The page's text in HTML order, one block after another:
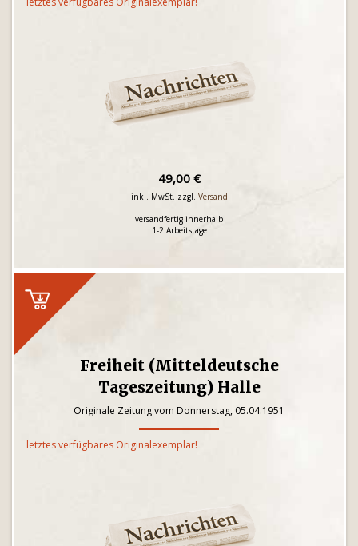
49,00 €
inkl. MwSt. zzgl. Versand
versandfertig innerhalb
1-2 Arbeitstage
Freiheit (Mitteldeutsche
Tageszeitung) Halle
Originale Zeitung vom Donnerstag, 05.04.1951
letztes verfügbares Originalexemplar!